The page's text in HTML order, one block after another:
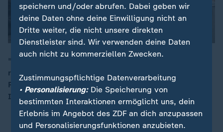
00:07
"Wir möchten nicht, dass die Fischerei total den Bach
runter geht", sagt der Leiter der
Fischereigenossenschaft Freest, Michael Schütt, im
Interview über die Zukunft der Ostsee-Küstenfischerei.
speichern und/oder abrufen. Dabei geben wir
deine Daten ohne deine Einwilligung nicht an
Dritte weiter, die nicht unsere direkten
Dienstleister sind. Wir verwenden deine Daten
auch nicht zu kommerziellen Zwecken.
Zustimmungspflichtige Datenverarbeitung
• Personalisierung:Die Speicherung von
bestimmten Interaktionen ermöglicht uns, dein
Erlebnis im Angebot des ZDF an dich anzupassen
und Personalisierungsfunktionen anzubieten.